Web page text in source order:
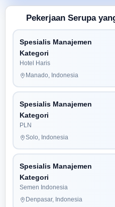
Pekerjaan Serupa
Spesialis Manajemen
Kategori
Hotel Haris
Manado, Indonesia
Spesialis Manajemen
Kategori
PLN
Solo, Indonesia
Spesialis Manajemen
Kategori
Semen Indonesia
Denpasar, Indonesia